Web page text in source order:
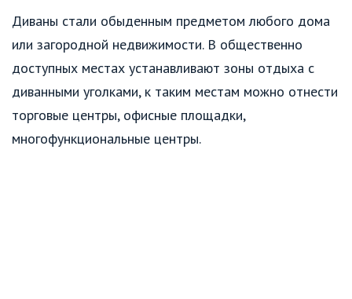
Диваны стали обыденным предметом любого дома
или загородной недвижимости. В общественно
доступных местах устанавливают зоны отдыха с
диванными уголками, к таким местам можно отнести
торговые центры, офисные площадки,
многофункциональные центры.